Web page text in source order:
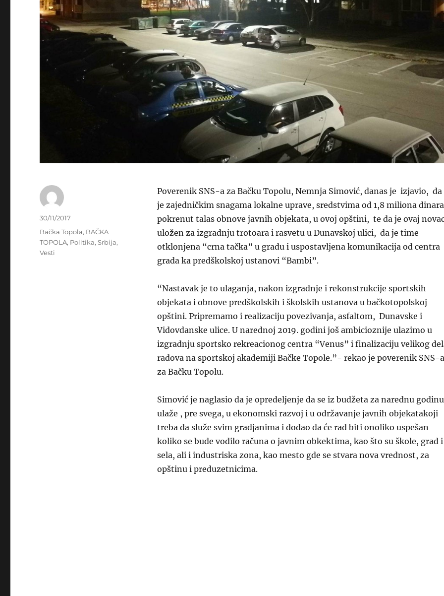
Poverenik SNS-a za Bačku Topolu, Nemnja Simović, danas je izjavio, da
je zajedničkim snagama lokalne uprave, sredstvima od 1,8 miliona
pokrenut talas obnove javnih objekata, u ovoj opštini, te da je ovaj
uložen za izgradnju trotoara i rasvetu u Dunavskoj ulici, da je time
otklonjena “crna tačka” u gradu i uspostavljena komunikacija od centra
grada ka predškolskoj ustanovi “Bambi”.
“Nastavak je to ulaganja, nakon izgradnje i rekonstrukcije sportskih
objekata i obnove predškolskih i školskih ustanova u bačkotopolskoj
opštini. Pripremamo i realizaciju povezivanja, asfaltom, Dunavske i
Vidovdanske ulice. U narednoj 2019. godini još ambicioznije ulazimo u
izgradnju sportsko rekreacionog centra “Venus” i finalizaciju velikog
radova na sportskoj akademiji Bačke Topole.”- rekao je poverenik SNS-a
za Bačku Topolu.
Simović je naglasio da je opredeljenje da se iz budžeta za narednu godinu
ulaže , pre svega, u ekonomski razvoj i u održavanje javnih objekatakoji
treba da služe svim gradjanima i dodao da će rad biti onoliko uspešan
koliko se bude vodilo računa o javnim obkektima, kao što su škole, grad i
sela, ali i industriska zona, kao mesto gde se stvara nova vrednost, za
opštinu i preduzetnicima.
Author
Posted
on
30/11/2017
Categories
Bačka Topola, BAČKA
TOPOLA, Politika,Srbija,
Vesti